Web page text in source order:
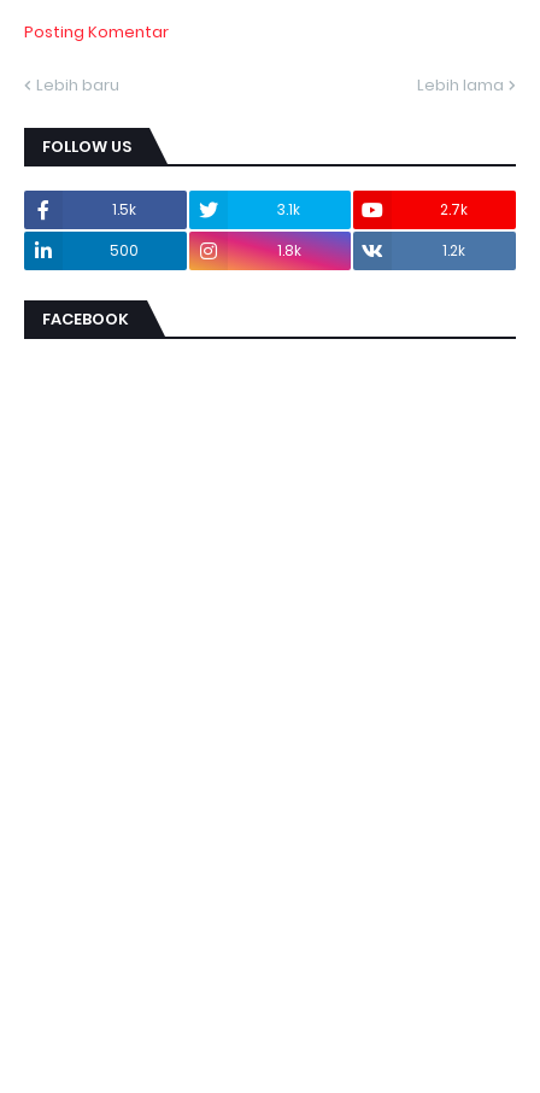
Posting Komentar
Lebih baru Lebih lama
FOLLOW US
1.5k 3.1k
2.7k
500
1.8k 1.2k
FACEBOOK